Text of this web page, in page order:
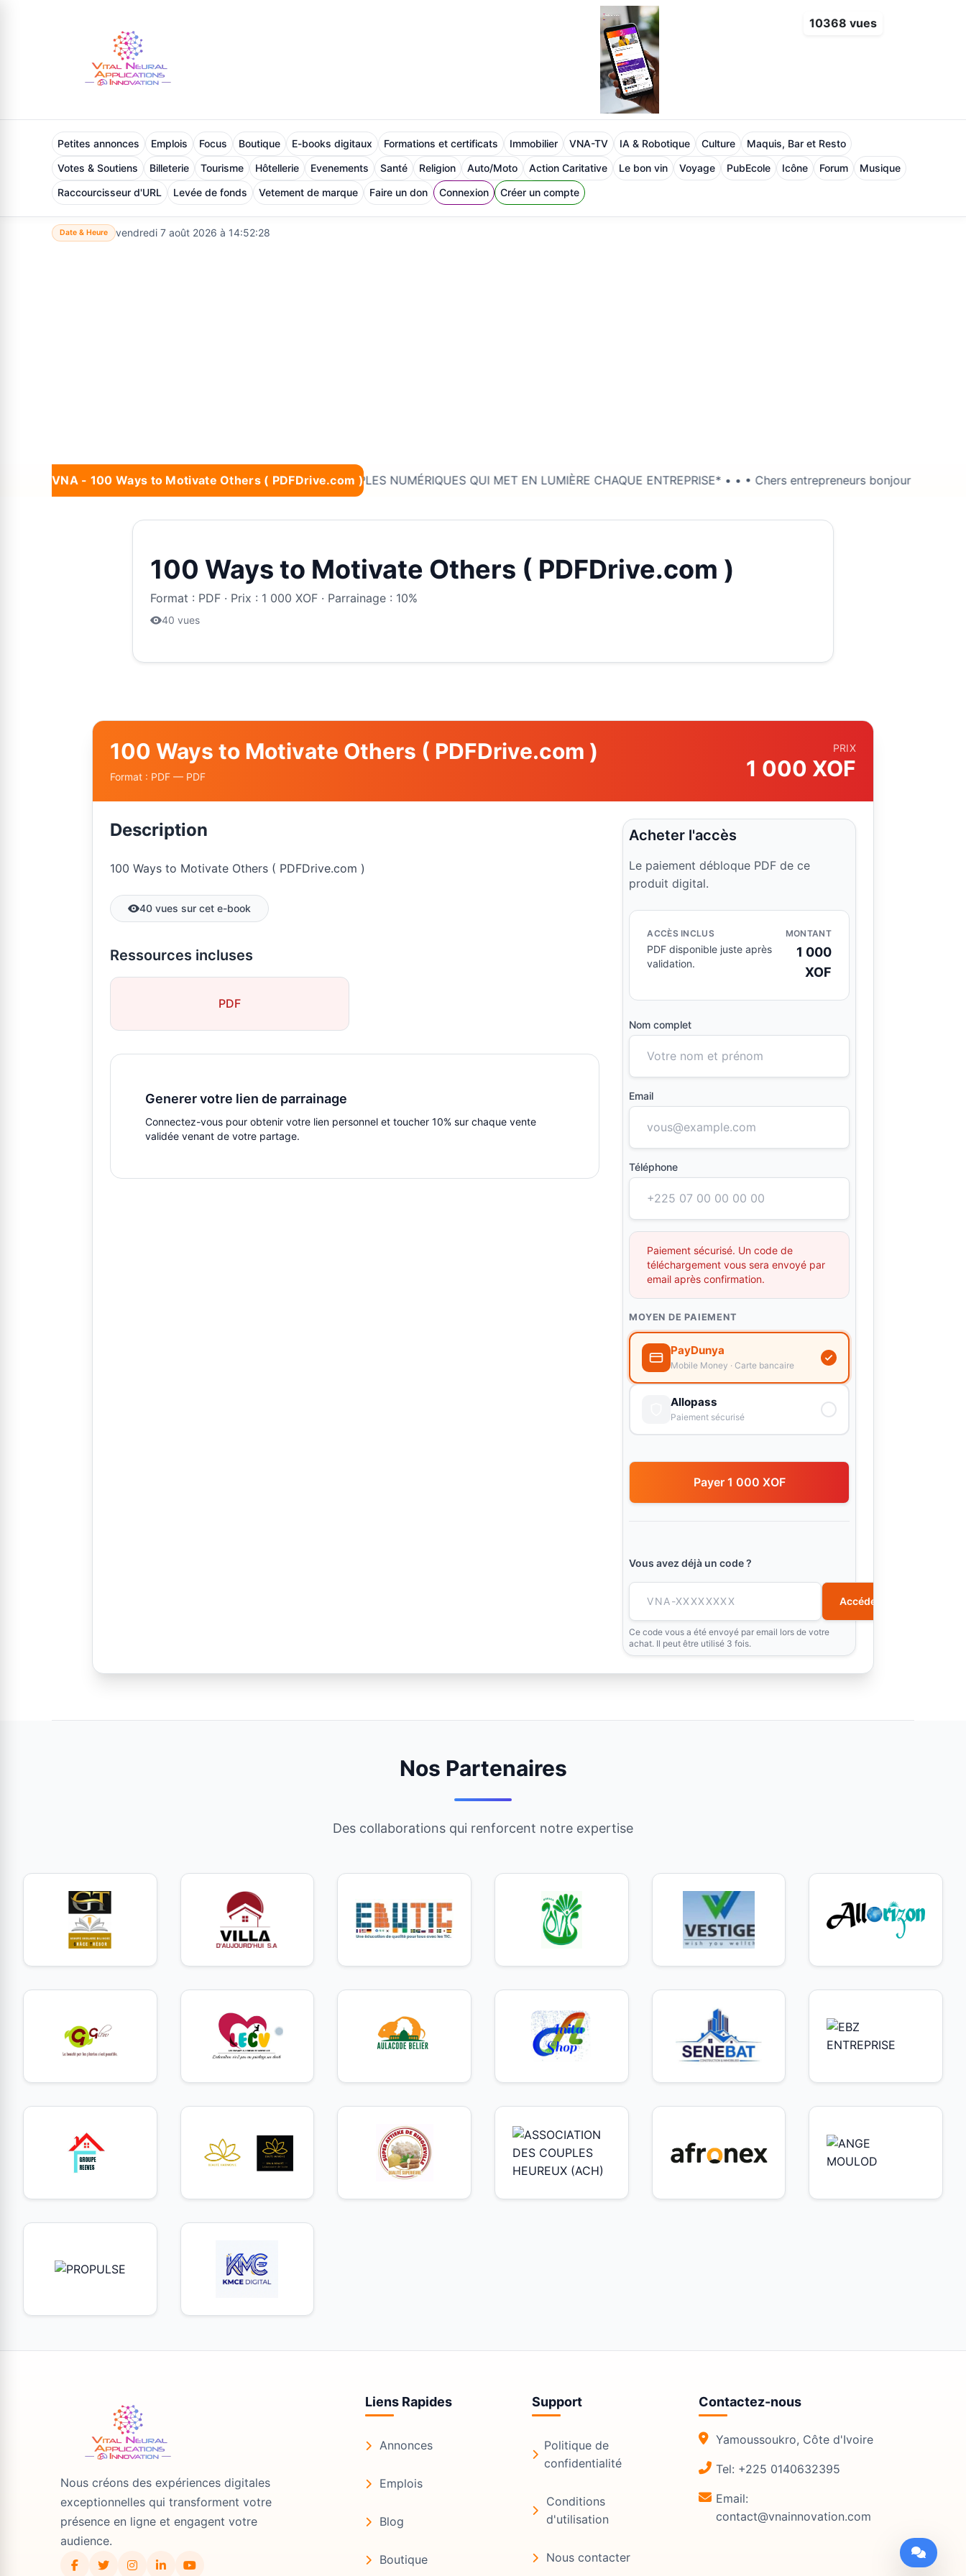
10368 vues
Petites annonces Emplois Focus Boutique E-books digitaux Formations et certificats Immobilier VNA-TV IA & Robotique Culture
Maquis, Bar et Resto
Votes & Soutiens
Billeterie Tourisme Hôtellerie Evenements Santé Religion Auto/Moto Action Caritative Le bon vin Voyage PubEcole Icône Forum
Musique
Raccourcisseur d'URL
Levée de fonds Vetement de marque Faire un don Connexion Créer un compte
Date & Heure vendredi 7 août 2026 à 14:52:29
VNA - 100 Ways to Motivate Others ( PDFDrive.com )
Nouveau :*#VNA INNOVATION: SITE DIGITAL À OPTIONS MULTIPLES NUMÉRIQUES QUI MET EN LUMIÈRE CHAQUE ENTREPRISE* • • • Chers entrepreneurs
100 Ways to Motivate Others ( PDFDrive.com )
Format : PDF · Prix : 1 000 XOF · Parrainage : 10%
40 vues
100 Ways to Motivate Others ( PDFDrive.com )
Format : PDF — PDF
PRIX
1 000 XOF
Description
100 Ways to Motivate Others ( PDFDrive.com )
40 vues sur cet e-book
Ressources incluses
PDF
Generer votre lien de parrainage
Connectez-vous pour obtenir votre lien personnel et toucher 10% sur chaque vente
validée venant de votre partage.
Acheter l'accès
Le paiement débloque PDF de ce
produit digital.
ACCÈS INCLUS
PDF disponible juste après
validation.
MONTANT
1 000
XOF
Nom complet
Email
Téléphone
Paiement sécurisé. Un code de
téléchargement vous sera envoyé par
email après confirmation.
MOYEN DE PAIEMENT
PayDunya
Mobile Money · Carte bancaire
Allopass
Paiement sécurisé
Payer 1 000 XOF
Vous avez déjà un code ?
Accéder
Ce code vous a été envoyé par email lors de votre
achat. Il peut être utilisé 3 fois.
Nos Partenaires
Des collaborations qui renforcent notre expertise
Nous créons des expériences digitales
exceptionnelles qui transforment votre
présence en ligne et engagent votre
audience.
Liens Rapides
Annonces
Emplois
Blog
Boutique
Support
Politique de
confidentialité
Conditions
d'utilisation
Nous contacter
Contactez-nous
Yamoussoukro, Côte d'Ivoire
Tel: +225 0140632395
Email:
contact@vnainnovation.com